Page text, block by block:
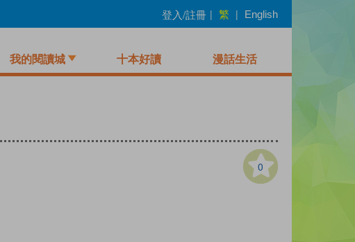
登入/註冊 | 繁 | English
我的閱讀城 十本好讀 漫話生活
0